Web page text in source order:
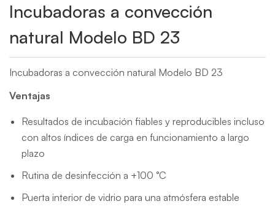
Incubadoras a convección
natural Modelo BD 23
Incubadoras a convección natural Modelo BD 23
Ventajas
Resultados de incubación fiables y reproducibles incluso
con altos índices de carga en funcionamiento a largo
plazo
Rutina de desinfección a +100 °C
Puerta interior de vidrio para una atmósfera estable